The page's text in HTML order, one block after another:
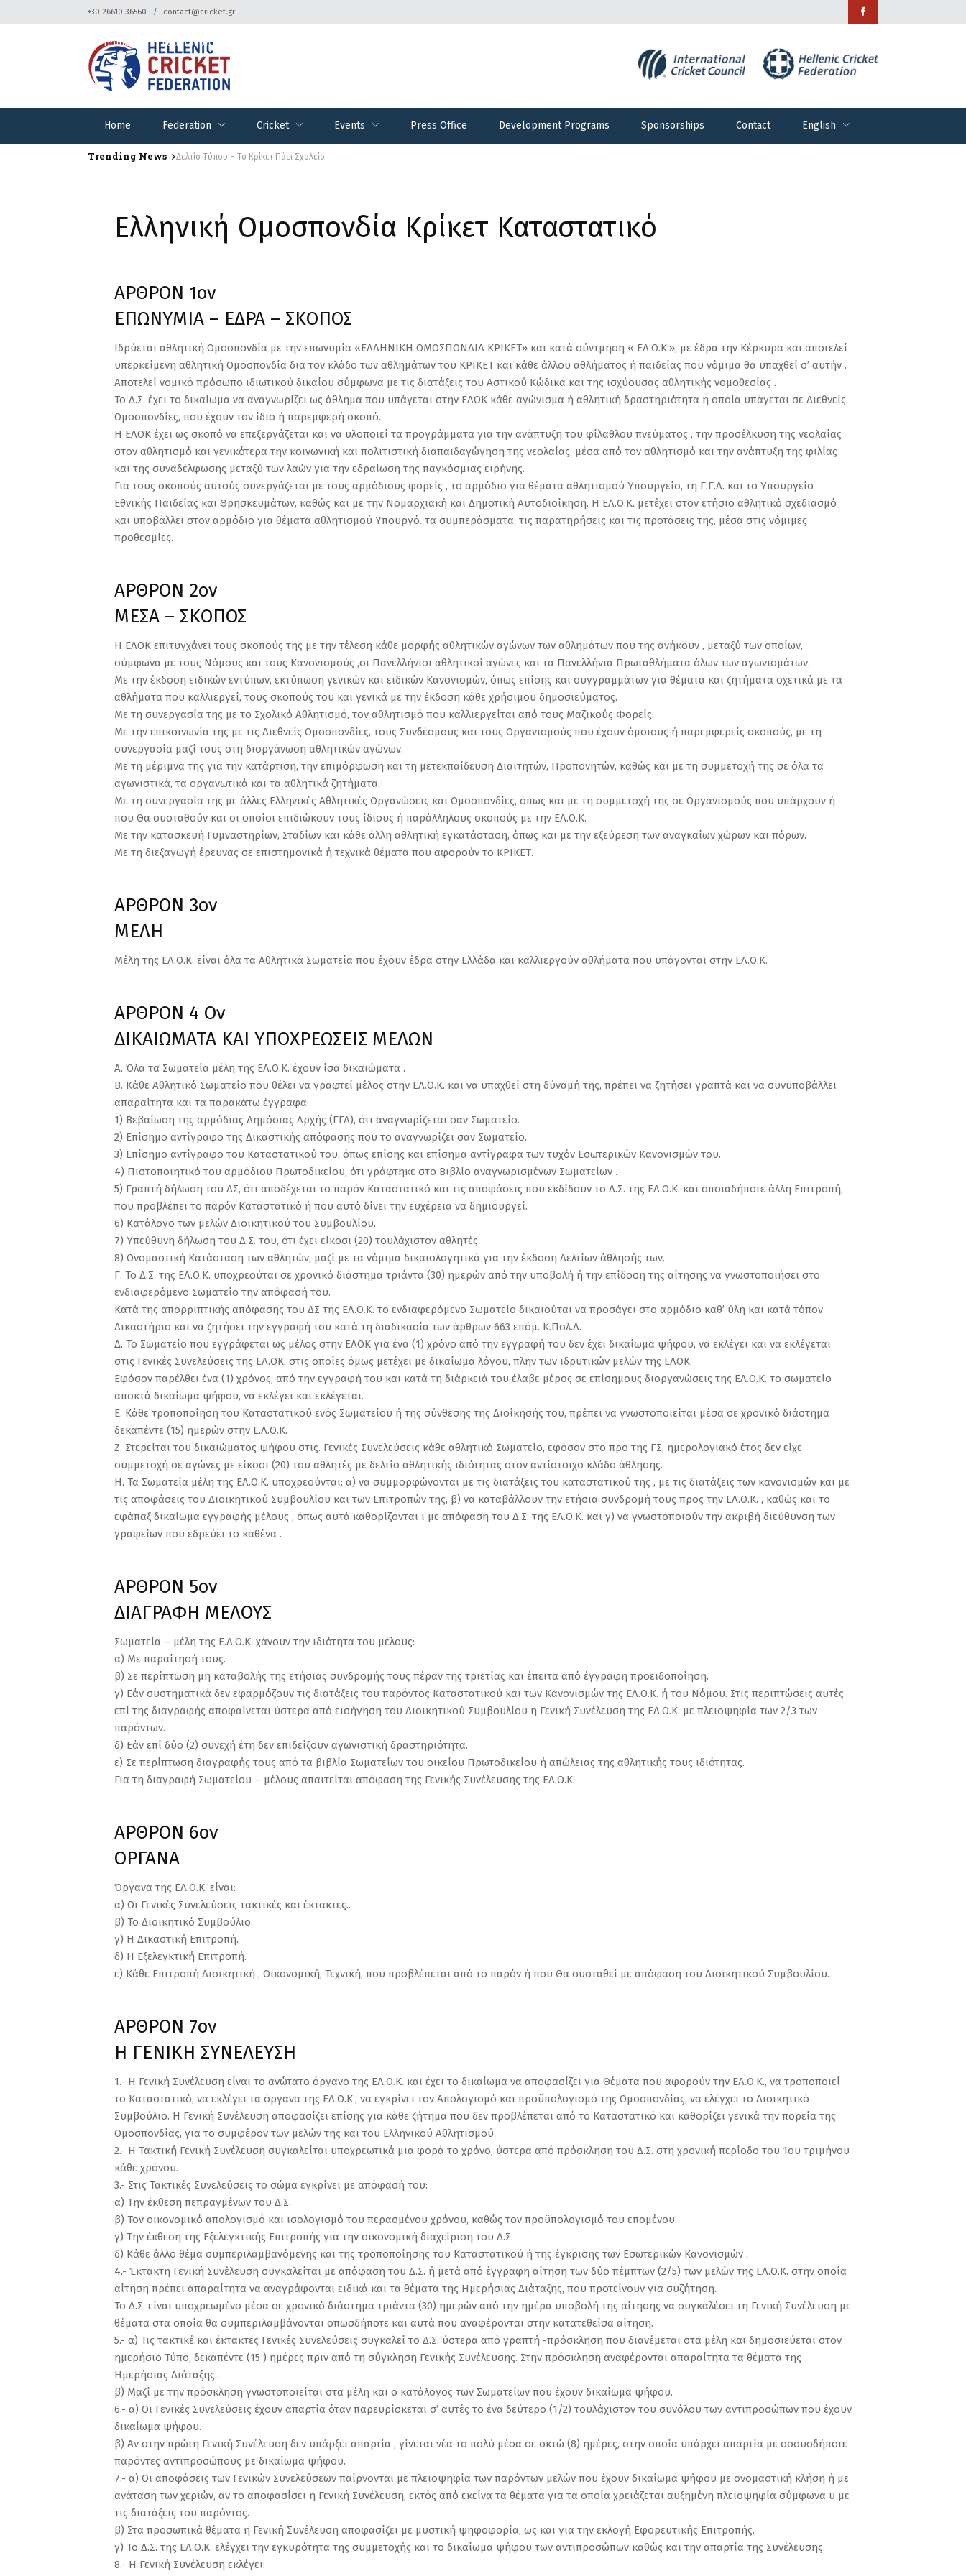
+30 26610 36560 contact@cricket.gr
Home Federation Cricket Events Press Office Development Programs Sponsorships Contact English
Home Federation
Trending News Δελτίο Τύπου – Το Κρίκετ Πάει Σχολείο
Δελτίο Τύπου – Το 14ο Δημοτικό στα γραφεία της Ελληνικής Ομοσπονδίας Κρίκετ
Ελληνική Ομοσπονδία Κρίκετ Καταστατικό
ΑΡΘΡΟΝ 1ον
ΕΠΩΝΥΜΙΑ – ΕΔΡΑ – ΣΚΟΠΟΣ
Ιδρύεται αθλητική Ομοσπονδία με την επωνυμία «ΕΛΛΗΝΙΚΗ ΟΜΟΣΠΟΝΔΙΑ ΚΡΙΚΕΤ» και κατά σύντμηση « ΕΛ.Ο.Κ.», με έδρα την Κέρκυρα και αποτελεί
υπερκείμενη αθλητική Ομοσπονδία δια τον κλάδο των αθλημάτων του ΚΡΙΚΕΤ και κάθε άλλου αθλήματος ή παιδείας που νόμιμα θα υπαχθεί σ’ αυτήν .
Αποτελεί νομικό πρόσωπο ιδιωτικού δικαίου σύμφωνα με τις διατάξεις του Αστικού Κώδικα και της ισχύουσας αθλητικής νομοθεσίας .
Το Δ.Σ. έχει το δικαίωμα να αναγνωρίζει ως άθλημα που υπάγεται στην ΕΛΟΚ κάθε αγώνισμα ή αθλητική δραστηριότητα η οποία υπάγεται σε Διεθνείς
Ομοσπονδίες, που έχουν τον ίδιο ή παρεμφερή σκοπό.
Η ΕΛΟΚ έχει ως σκοπό να επεξεργάζεται και να υλοποιεί τα προγράμματα για την ανάπτυξη του φίλαθλου πνεύματος , την προσέλκυση της νεολαίας
στον αθλητισμό και γενικότερα την κοινωνική και πολιτιστική διαπαιδαγώγηση της νεολαίας, μέσα από τον αθλητισμό και την ανάπτυξη της φιλίας
και της συναδέλφωσης μεταξύ των λαών για την εδραίωση της παγκόσμιας ειρήνης.
Για τους σκοπούς αυτούς συνεργάζεται με τους αρμόδιους φορείς , το αρμόδιο για θέματα αθλητισμού Υπουργείο, τη Γ.Γ.Α. και το Υπουργείο
Εθνικής Παιδείας και Θρησκευμάτων, καθώς και με την Νομαρχιακή και Δημοτική Αυτοδιοίκηση. Η ΕΛ.Ο.Κ. μετέχει στον ετήσιο αθλητικό σχεδιασμό
και υποβάλλει στον αρμόδιο για θέματα αθλητισμού Υπουργό. τα συμπεράσματα, τις παρατηρήσεις και τις προτάσεις της, μέσα στις νόμιμες
προθεσμίες.
ΑΡΘΡΟΝ 2ον
ΜΕΣΑ – ΣΚΟΠΟΣ
Η ΕΛΟΚ επιτυγχάνει τους σκοπούς της με την τέλεση κάθε μορφής αθλητικών αγώνων των αθλημάτων που της ανήκουν , μεταξύ των οποίων,
σύμφωνα με τους Νόμους και τους Κανονισμούς ,οι Πανελλήνιοι αθλητικοί αγώνες και τα Πανελλήνια Πρωταθλήματα όλων των αγωνισμάτων.
Με την έκδοση ειδικών εντύπων, εκτύπωση γενικών και ειδικών Κανονισμών, όπως επίσης και συγγραμμάτων για θέματα και ζητήματα σχετικά με τα
αθλήματα που καλλιεργεί, τους σκοπούς του και γενικά με την έκδοση κάθε χρήσιμου δημοσιεύματος.
Με τη συνεργασία της με το Σχολικό Αθλητισμό, τον αθλητισμό που καλλιεργείται από τους Μαζικούς Φορείς.
Με την επικοινωνία της με τις Διεθνείς Ομοσπονδίες, τους Συνδέσμους και τους Οργανισμούς που έχουν όμοιους ή παρεμφερείς σκοπούς, με τη
συνεργασία μαζί τους στη διοργάνωση αθλητικών αγώνων.
Με τη μέριμνα της για την κατάρτιση, την επιμόρφωση και τη μετεκπαίδευση Διαιτητών, Προπονητών, καθώς και με τη συμμετοχή της σε όλα τα
αγωνιστικά, τα οργανωτικά και τα αθλητικά ζητήματα.
Με τη συνεργασία της με άλλες Ελληνικές Αθλητικές Οργανώσεις και Ομοσπονδίες, όπως και με τη συμμετοχή της σε Οργανισμούς που υπάρχουν ή
που Θα συσταθούν και σι οποίοι επιδιώκουν τους ίδιους ή παράλληλους σκοπούς με την ΕΛ.Ο.Κ.
Με την κατασκευή Γυμναστηρίων, Σταδίων και κάθε άλλη αθλητική εγκατάσταση, όπως και με την εξεύρεση των αναγκαίων χώρων και πόρων.
Με τη διεξαγωγή έρευνας σε επιστημονικά ή τεχνικά θέματα που αφορούν το ΚΡΙΚΕΤ.
ΑΡΘΡΟΝ 3ον
ΜΕΛΗ
Μέλη της ΕΛ.Ο.Κ. είναι όλα τα Αθλητικά Σωματεία που έχουν έδρα στην Ελλάδα και καλλιεργούν αθλήματα που υπάγονται στην ΕΛ.Ο.Κ.
ΑΡΘΡΟΝ 4 Ον
ΔΙΚΑΙΩΜΑΤΑ ΚΑΙ ΥΠΟΧΡΕΩΣΕΙΣ ΜΕΛΩΝ
Α. Όλα τα Σωματεία μέλη της ΕΛ.Ο.Κ. έχουν ίσα δικαιώματα .
Β. Κάθε Αθλητικό Σωματείο που θέλει να γραφτεί μέλος στην ΕΛ.Ο.Κ. και να υπαχθεί στη δύναμή της, πρέπει να ζητήσει γραπτά και να συνυποβάλλει
απαραίτητα και τα παρακάτω έγγραφα:
1) Βεβαίωση της αρμόδιας Δημόσιας Αρχής (ΓΓΑ), ότι αναγνωρίζεται σαν Σωματείο.
2) Επίσημο αντίγραφο της Δικαστικής απόφασης που το αναγνωρίζει σαν Σωματείο.
3) Επίσημο αντίγραφο του Καταστατικού του, όπως επίσης και επίσημα αντίγραφα των τυχόν Εσωτερικών Κανονισμών του.
4) Πιστοποιητικό του αρμόδιου Πρωτοδικείου, ότι γράφτηκε στο Βιβλίο αναγνωρισμένων Σωματείων .
5) Γραπτή δήλωση του ΔΣ, ότι αποδέχεται το παρόν Καταστατικό και τις αποφάσεις που εκδίδουν το Δ.Σ. της ΕΛ.Ο.Κ. και οποιαδήποτε άλλη Επιτροπή,
που προβλέπει το παρόν Καταστατικό ή που αυτό δίνει την ευχέρεια να δημιουργεί.
6) Κατάλογο των μελών Διοικητικού του Συμβουλίου.
7) Υπεύθυνη δήλωση του Δ.Σ. του, ότι έχει είκοσι (20) τουλάχιστον αθλητές.
8) Ονομαστική Κατάσταση των αθλητών, μαζί με τα νόμιμα δικαιολογητικά για την έκδοση Δελτίων άθλησής των.
Γ. Το Δ.Σ. της ΕΛ.Ο.Κ. υποχρεούται σε χρονικό διάστημα τριάντα (30) ημερών από την υποβολή ή την επίδοση της αίτησης να γνωστοποιήσει στο
ενδιαφερόμενο Σωματείο την απόφασή του.
Κατά της απορριπτικής απόφασης του ΔΣ της ΕΛ.Ο.Κ. το ενδιαφερόμενο Σωματείο δικαιούται να προσάγει στο αρμόδιο καθ’ ύλη και κατά τόπον
Δικαστήριο και να ζητήσει την εγγραφή του κατά τη διαδικασία των άρθρων 663 επόμ. Κ.Πολ.Δ.
Δ. Το Σωματείο που εγγράφεται ως μέλος στην ΕΛΟΚ για ένα (1) χρόνο από την εγγραφή του δεν έχει δικαίωμα ψήφου, να εκλέγει και να εκλέγεται
στις Γενικές Συνελεύσεις της ΕΛ.ΟΚ. στις οποίες όμως μετέχει με δικαίωμα λόγου, πλην των ιδρυτικών μελών της ΕΛΟΚ.
Εφόσον παρέλθει ένα (1) χρόνος, από την εγγραφή του και κατά τη διάρκειά του έλαβε μέρος σε επίσημους διοργανώσεις της ΕΛ.Ο.Κ. το σωματείο
αποκτά δικαίωμα ψήφου, να εκλέγει και εκλέγεται.
Ε. Κάθε τροποποίηση του Καταστατικού ενός Σωματείου ή της σύνθεσης της Διοίκησής του, πρέπει να γνωστοποιείται μέσα σε χρονικό διάστημα
δεκαπέντε (15) ημερών στην Ε.Λ.Ο.Κ.
Ζ. Στερείται του δικαιώματος ψήφου στις. Γενικές Συνελεύσεις κάθε αθλητικό Σωματείο, εφόσον στο προ της ΓΣ, ημερολογιακό έτος δεν είχε
συμμετοχή σε αγώνες με είκοσι (20) του αθλητές με δελτίο αθλητικής ιδιότητας στον αντίστοιχο κλάδο άθλησης.
Η. Τα Σωματεία μέλη της ΕΛ.Ο.Κ. υποχρεούνται: α) να συμμορφώνονται με τις διατάξεις του καταστατικού της , με τις διατάξεις των κανονισμών και με
τις αποφάσεις του Διοικητικού Συμβουλίου και των Επιτροπών της, β) να καταβάλλουν την ετήσια συνδρομή τους προς την ΕΛ.Ο.Κ. , καθώς και το
εφάπαξ δικαίωμα εγγραφής μέλους , όπως αυτά καθορίζονται ι με απόφαση του Δ.Σ. της ΕΛ.Ο.Κ. και γ) να γνωστοποιούν την ακριβή διεύθυνση των
γραφείων που εδρεύει το καθένα .
ΑΡΘΡΟΝ 5ον
ΔΙΑΓΡΑΦΗ ΜΕΛΟΥΣ
Σωματεία – μέλη της Ε.Λ.Ο.Κ. χάνουν την ιδιότητα του μέλους:
α) Με παραίτησή τους.
β) Σε περίπτωση μη καταβολής της ετήσιας συνδρομής τους πέραν της τριετίας και έπειτα από έγγραφη προειδοποίηση.
γ) Εάν συστηματικά δεν εφαρμόζουν τις διατάξεις του παρόντος Καταστατικού και των Κανονισμών της ΕΛ.Ο.Κ. ή του Νόμου. Στις περιπτώσεις αυτές
επί της διαγραφής αποφαίνεται ύστερα από εισήγηση του Διοικητικού Συμβουλίου η Γενική Συνέλευση της ΕΛ.Ο.Κ. με πλειοψηφία των 2/3 των
παρόντων.
δ) Εάν επί δύο (2) συνεχή έτη δεν επιδείξουν αγωνιστική δραστηριότητα.
ε) Σε περίπτωση διαγραφής τους από τα βιβλία Σωματείων του οικείου Πρωτοδικείου ή απώλειας της αθλητικής τους ιδιότητας.
Για τη διαγραφή Σωματείου – μέλους απαιτείται απόφαση της Γενικής Συνέλευσης της ΕΛ.Ο.Κ.
ΑΡΘΡΟΝ 6ον
ΟΡΓΑΝΑ
Όργανα της ΕΛ.Ο.Κ. είναι:
α) Οι Γενικές Συνελεύσεις τακτικές και έκτακτες..
β) Το Διοικητικό Συμβούλιο.
γ) Η Δικαστική Επιτροπή.
δ) Η Εξελεγκτική Επιτροπή.
ε) Κάθε Επιτροπή Διοικητική , Οικονομική, Τεχνική, που προβλέπεται από το παρόν ή που Θα συσταθεί με απόφαση του Διοικητικού Συμβουλίου.
ΑΡΘΡΟΝ 7ον
Η ΓΕΝΙΚΗ ΣΥΝΕΛΕΥΣΗ
1.- Η Γενική Συνέλευση είναι το ανώτατο όργανο της ΕΛ.Ο.Κ. και έχει το δικαίωμα να αποφασίζει για Θέματα που αφορούν την ΕΛ.Ο.Κ., να τροποποιεί
το Καταστατικό, να εκλέγει τα όργανα της ΕΛ.Ο.Κ., να εγκρίνει τον Απολογισμό και προϋπολογισμό της Ομοσπονδίας, να ελέγχει το Διοικητικό
Συμβούλιο. Η Γενική Συνέλευση αποφασίζει επίσης για κάθε ζήτημα που δεν προβλέπεται από το Καταστατικό και καθορίζει γενικά την πορεία της
Ομοσπονδίας, για το συμφέρον των μελών της και του Ελληνικού Αθλητισμού.
2.- Η Τακτική Γενική Συνέλευση συγκαλείται υποχρεωτικά μια φορά το χρόνο, ύστερα από πρόσκληση του Δ.Σ. στη χρονική περίοδο του 1ου τριμήνου
κάθε χρόνου.
3.- Στις Τακτικές Συνελεύσεις το σώμα εγκρίνει με απόφασή του:
α) Την έκθεση πεπραγμένων του Δ.Σ.
β) Τον οικονομικό απολογισμό και ισολογισμό του περασμένου χρόνου, καθώς τον προϋπολογισμό του επομένου.
γ) Την έκθεση της Εξελεγκτικής Επιτροπής για την οικονομική διαχείριση του Δ.Σ.
δ) Κάθε άλλο θέμα συμπεριλαμβανόμενης και της τροποποίησης του Καταστατικού ή της έγκρισης των Εσωτερικών Κανονισμών .
4.- Έκτακτη Γενική Συνέλευση συγκαλείται με απόφαση του Δ.Σ. ή μετά από έγγραφη αίτηση των δύο πέμπτων (2/5) των μελών της ΕΛ.Ο.Κ. στην οποία
αίτηση πρέπει απαραίτητα να αναγράφονται ειδικά και τα θέματα της Ημερήσιας Διάταξης, που προτείνουν για συζήτηση.
Το Δ.Σ. είναι υποχρεωμένο μέσα σε χρονικό διάστημα τριάντα (30) ημερών από την ημέρα υποβολή της αίτησης να συγκαλέσει τη Γενική Συνέλευση με
θέματα στα οποία θα συμπεριλαμβάνονται οπωσδήποτε και αυτά που αναφέρονται στην κατατεθείσα αίτηση.
5.- α) Τις τακτικέ και έκτακτες Γενικές Συνελεύσεις συγκαλεί το Δ.Σ. ύστερα από γραπτή -πρόσκληση που διανέμεται στα μέλη και δημοσιεύεται στον
ημερήσιο Τύπο, δεκαπέντε (15 ) ημέρες πριν από τη σύγκληση Γενικής Συνέλευσης. Στην πρόσκληση αναφέρονται απαραίτητα τα θέματα της
Ημερήσιας Διάταξης..
β) Μαζί με την πρόσκληση γνωστοποιείται στα μέλη και ο κατάλογος των Σωματείων που έχουν δικαίωμα ψήφου.
6.- α) Οι Γενικές Συνελεύσεις έχουν απαρτία όταν παρευρίσκεται σ’ αυτές το ένα δεύτερο (1/2) τουλάχιστον του συνόλου των αντιπροσώπων που έχουν
δικαίωμα ψήφου.
β) Αν στην πρώτη Γενική Συνέλευση δεν υπάρξει απαρτία , γίνεται νέα το πολύ μέσα σε οκτώ (8) ημέρες, στην οποία υπάρχει απαρτία με οσουσδήποτε
παρόντες αντιπροσώπους με δικαίωμα ψήφου.
7.- α) Οι αποφάσεις των Γενικών Συνελεύσεων παίρνονται με πλειοψηφία των παρόντων μελών που έχουν δικαίωμα ψήφου με ονομαστική κλήση ή με
ανάταση των χεριών, αν το αποφασίσει η Γενική Συνέλευση, εκτός από εκείνα τα θέματα για τα οποία χρειάζεται αυξημένη πλειοψηφία σύμφωνα υ με
τις διατάξεις του παρόντος.
β) Στα προσωπικά θέματα η Γενική Συνέλευση αποφασίζει με μυστική ψηφοφορία, ως και για την εκλογή Εφορευτικής Επιτροπής.
γ) Το Δ.Σ. της ΕΛ.Ο.Κ. ελέγχει την εγκυρότητα της συμμετοχής και το δικαίωμα ψήφου των αντιπροσώπων καθώς και την απαρτία της Συνέλευσης.
8.- Η Γενική Συνέλευση εκλέγει: